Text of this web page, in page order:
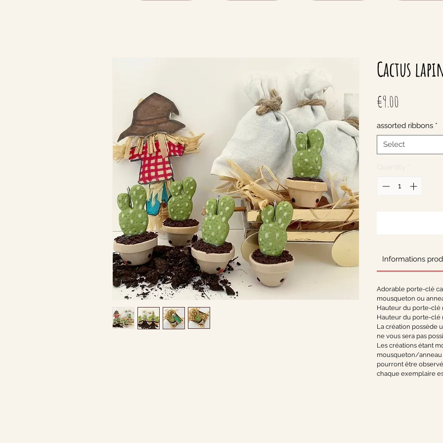
Cactus
€9.00
assorted ribbons *
Select
Informations
Adorable porte-clé
mousqueton ou
Hauteur du porte-clé
Hauteur du porte-clé
La création possède
ne vous sera pas
Les créations étant
mousqueton/anneau
pourront être
chaque exemplaire